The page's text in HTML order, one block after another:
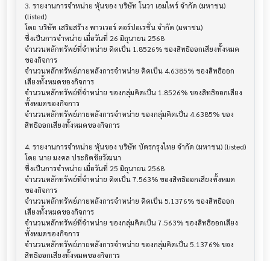
3. รายงานการจำหน่าย หุ้นของ บริษัท โนวา เอมไพร์ จำกัด (มหาชน)
(listed)
โดย บริษัท เสริมสร้าง พาวเวอร์ คอร์ปอเรชั่น จำกัด (มหาชน)
ซึ่งเป็นการจำหน่าย เมื่อวันที่ 26 มิถุนายน 2568
จำนวนหลักทรัพย์ที่จำหน่าย คิดเป็น 1.8526% ของสิทธิออกเสียงทั้งหมด
ของกิจการ
จำนวนหลักทรัพย์ภายหลังการจำหน่าย คิดเป็น 4.6385% ของสิทธิออก
เสียงทั้งหมดของกิจการ
จำนวนหลักทรัพย์ที่จำหน่าย ของกลุ่มคิดเป็น 1.8526% ของสิทธิออกเสียง
ทั้งหมดของกิจการ
จำนวนหลักทรัพย์ภายหลังการจำหน่าย ของกลุ่มคิดเป็น 4.6385% ของ
สิทธิออกเสียงทั้งหมดของกิจการ
4. รายงานการจำหน่าย หุ้นของ บริษัท บัตรกรุงไทย จำกัด (มหาชน) (listed)
โดย นาย มงคล ประกิตชัยวัฒนา
ซึ่งเป็นการจำหน่าย เมื่อวันที่ 25 มิถุนายน 2568
จำนวนหลักทรัพย์ที่จำหน่าย คิดเป็น 7.563% ของสิทธิออกเสียงทั้งหมด
ของกิจการ
จำนวนหลักทรัพย์ภายหลังการจำหน่าย คิดเป็น 5.1376% ของสิทธิออก
เสียงทั้งหมดของกิจการ
จำนวนหลักทรัพย์ที่จำหน่าย ของกลุ่มคิดเป็น 7.563% ของสิทธิออกเสียง
ทั้งหมดของกิจการ
จำนวนหลักทรัพย์ภายหลังการจำหน่าย ของกลุ่มคิดเป็น 5.1376% ของ
สิทธิออกเสียงทั้งหมดของกิจการ